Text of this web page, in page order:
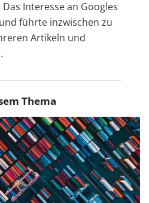
Interesse an Googles
führte inzwischen zu
Artikeln und
Thema